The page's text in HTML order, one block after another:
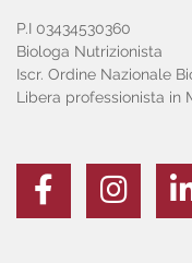
P.I 03434530360
Biologa Nutrizionista
Iscr. Ordine Nazionale
Libera professionista in